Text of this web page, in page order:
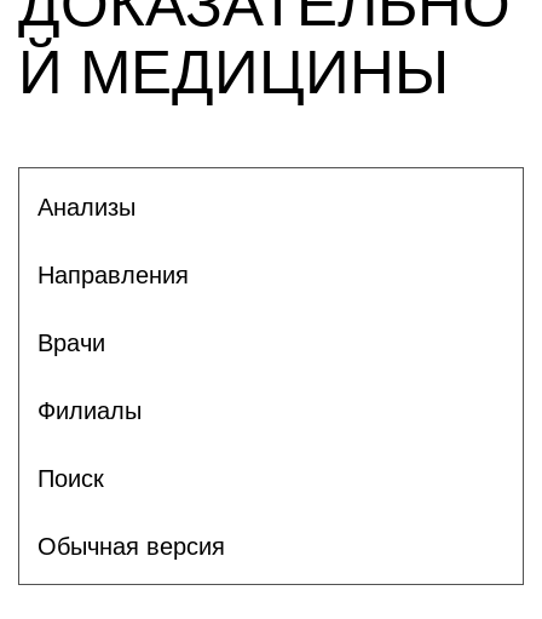
Й МЕДИЦИНЫ
Анализы
Направления
Врачи
Филиалы
Поиск
Обычная версия